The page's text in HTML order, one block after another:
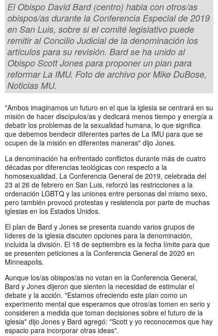
El Obispo David Bard (centro) habla con otros/as
obispos/as durante la Conferencia Especial de 2019
en San Luis, sobre si el comité legislativo puede
remitir al Concilio Judicial de la denominación los
artículos para su revisión. Bard se ha unido al
Obispo Scott Jones para proponer un plan para
reformar La IMU. Foto de archivo por Mike DuBose,
Noticias MU.
"Ambos imaginamos un futuro en el que la iglesia se centrará en su
misión de hacer discípulos/as y dedicará menos tiempo y energía a
debatir los problemas de la sexualidad humana, lo que significa
que debemos bendecir diferentes partes de La IMU para que se
ocupen de la misión en diferentes maneras" dijo Jones.
La denominación ha enfrentado conflictos durante más de cuatro
décadas por diferencias teológicas con respecto a la
homosexualidad. La Conferencia General de 2019, celebrada del
23 al 26 de febrero en San Luis, reforzó las restricciones a la
ordenación LGBTQ y las uniones entre personas del mismo sexo,
pero también provocó protestas y resistencia por parte de muchas
iglesias en los Estados Unidos.
El plan de Bard y Jones se presenta cuando varios grupos de
líderes de la iglesia discuten opciones para la denominación,
incluida la división. El 18 de septiembre es la fecha límite para que
se presenten peticiones a la Conferencia General de 2020 en
Minneapolis.
Aunque los/as obispos/as no votan en la Conferencia General,
Bard y Jones dijeron que sienten la necesidad de estimular el
debate y la acción. "Estamos ofreciendo este plan como un
experimento mental que esperamos que otros/as tomen en serio y
consideren a medida que toman decisiones sobre el futuro de la
iglesia" dijo Jones y Bard agregó: "Scott y yo reconocemos que hay
espacio para incorporar otras ideas".